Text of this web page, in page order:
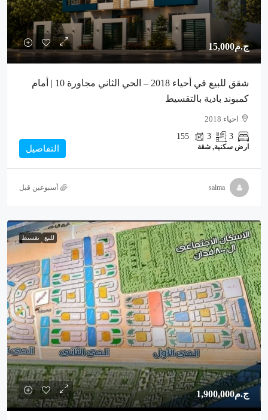
ج.م15,000
شقق للبيع في أحياء 2018 – الحي الثاني مجاورة 10 | أمام
كمبوند بادية بالتقسيط
احياء 2018
3
3
155
ارض سكنية, شقة التفاصيل
salma ‏أسبوعين قبل
للبيع تقسيط
ج.م1,900,000